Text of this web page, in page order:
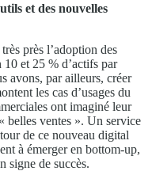
et des nouvelles
près l’adoption des
et 25 % d’actifs par
avons, par ailleurs, créer
les cas d’usages du
ont imaginé leur
belles ventes ». Un service
de ce nouveau digital
à émerger en bottom-up,
signe de succès.